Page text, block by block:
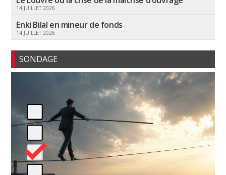
14 JUILLET 2026
Enki Bilal en mineur de fonds
14 JUILLET 2026
SONDAGE